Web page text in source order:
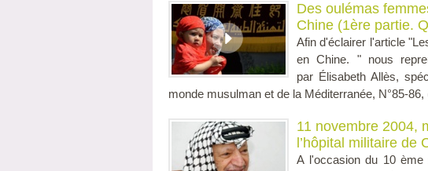
Des oulémas
Chine (1ère partie.
Afin d'éclairer l'article
en Chine. " nous
par Élisabeth Allès,
monde musulman et de la Méditerranée, N°85-86,
11 novembre 2004,
l’hôpital militaire de
A l'occasion du 10 ème